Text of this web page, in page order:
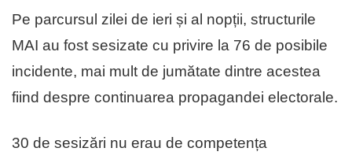
Pe parcursul zilei de ieri și al nopții, structurile
MAI au fost sesizate cu privire la 76 de posibile
incidente, mai mult de jumătate dintre acestea
fiind despre continuarea propagandei electorale.
30 de sesizări nu erau de competența